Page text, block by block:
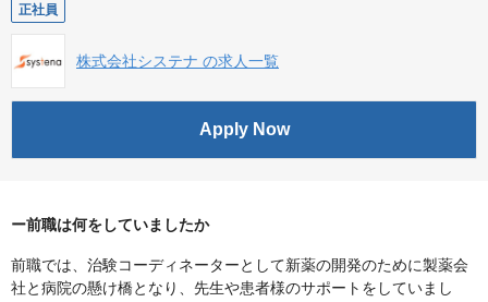
正社員
株式会社システナ の求人一覧
Apply Now
ー前職は何をしていましたか
前職では、治験コーディネーターとして新薬の開発のために製薬会
社と病院の懸け橋となり、先生や患者様のサポートをしていまし